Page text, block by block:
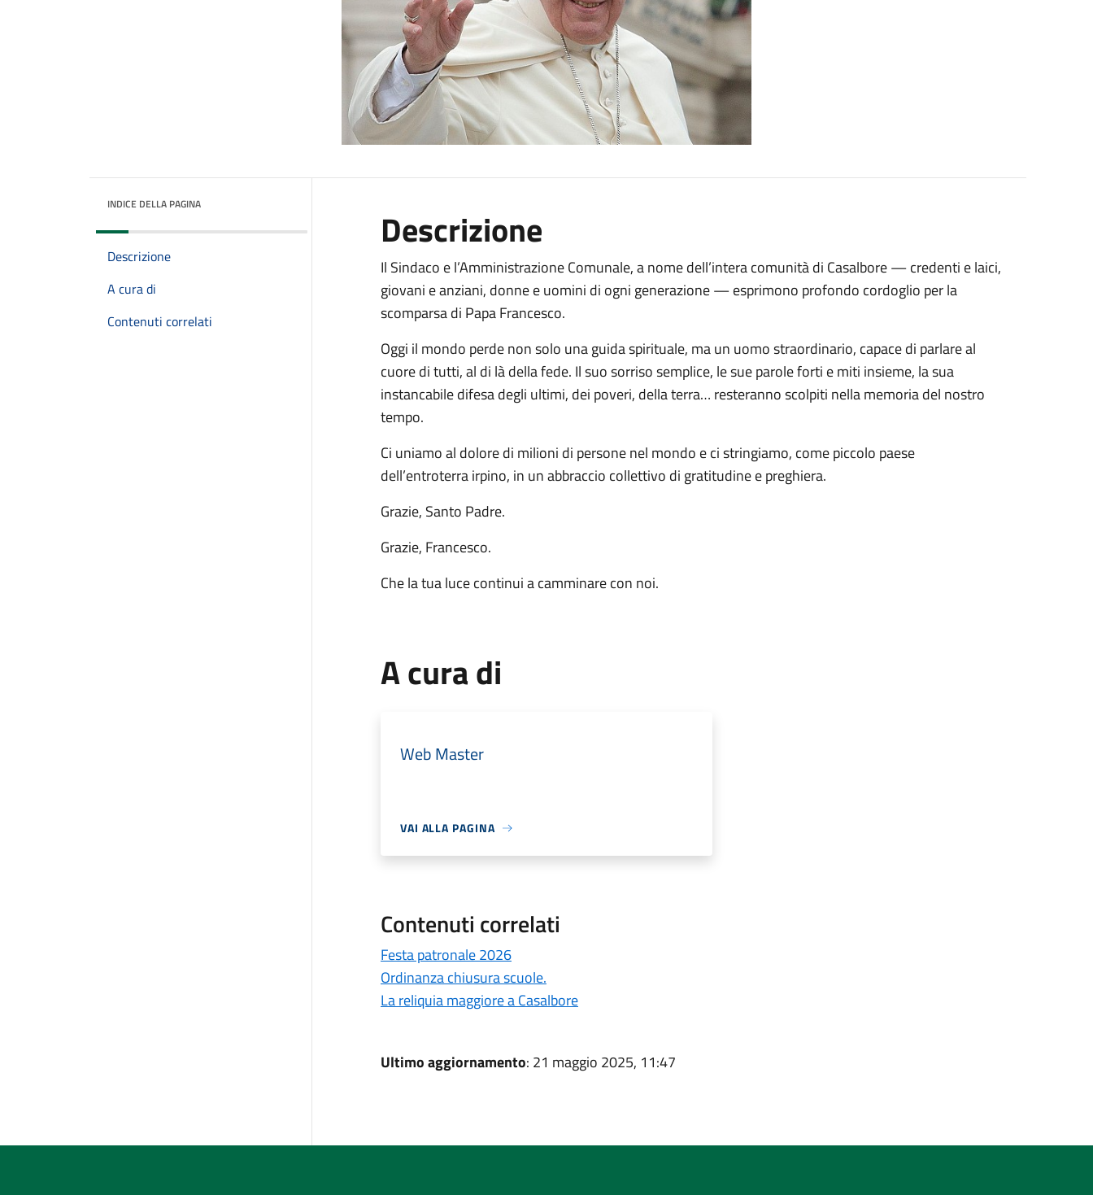
INDICE DELLA PAGINA
Descrizione
A cura di
Contenuti correlati
Descrizione
Il Sindaco e l’Amministrazione Comunale, a nome dell’intera comunità di Casalbore — credenti e laici,
giovani e anziani, donne e uomini di ogni generazione — esprimono profondo cordoglio per la
scomparsa di Papa Francesco.
Oggi il mondo perde non solo una guida spirituale, ma un uomo straordinario, capace di parlare al
cuore di tutti, al di là della fede. Il suo sorriso semplice, le sue parole forti e miti insieme, la sua
instancabile difesa degli ultimi, dei poveri, della terra… resteranno scolpiti nella memoria del nostro
tempo.
Ci uniamo al dolore di milioni di persone nel mondo e ci stringiamo, come piccolo paese
dell’entroterra irpino, in un abbraccio collettivo di gratitudine e preghiera.
Grazie, Santo Padre.
Grazie, Francesco.
Che la tua luce continui a camminare con noi.
A cura di
Web Master
VAI ALLA PAGINA
Contenuti correlati
Festa patronale 2026
Ordinanza chiusura scuole.
La reliquia maggiore a Casalbore
Ultimo aggiornamento: 21 maggio 2025, 11:47